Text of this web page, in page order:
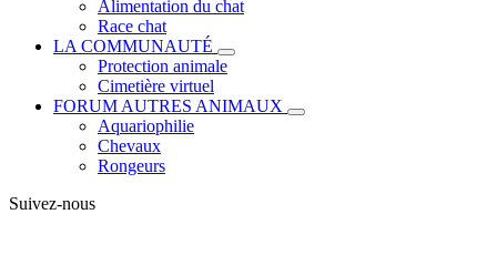
Alimentation du chat
Race chat
LA COMMUNAUTÉ
Protection animale
Cimetière virtuel
FORUM AUTRES ANIMAUX
Aquariophilie
Chevaux
Rongeurs
Suivez-nous